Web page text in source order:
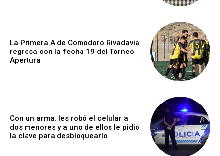
La Primera A de Comodoro Rivadavia
regresa con la fecha 19 del Torneo
Apertura
Con un arma, les robó el celular a
dos menores y a uno de ellos le pidió
la clave para desbloquearlo